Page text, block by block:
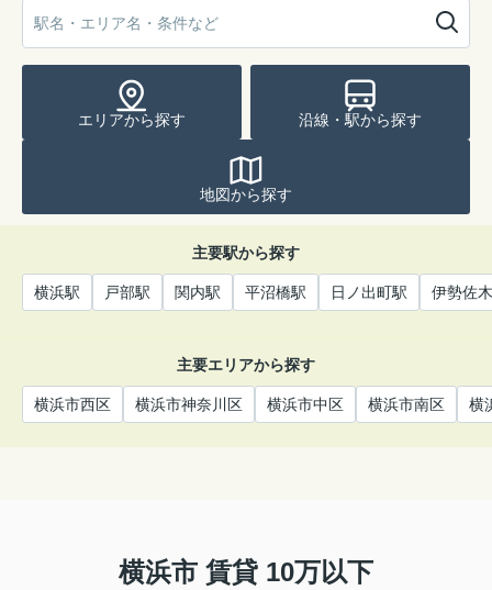
エリアから探す 沿線・駅から探す
地図から探す
主要駅から探す
横浜駅 戸部駅 関内駅 平沼橋駅 日ノ出町駅 伊勢佐
主要エリアから探す
横浜市西区 横浜市神奈川区 横浜市中区 横浜市南区 横
横浜市 賃貸 10万以下